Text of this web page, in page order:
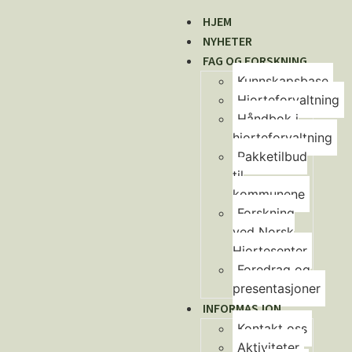
HJEM
NYHETER
FAG OG FORSKNING
Kunnskapsbase
Hjorteforvaltning
Håndbok i
hjorteforvaltning
Pakketilbud
til
kommunene
Forskning
ved Norsk
Hjortesenter
Foredrag og
presentasjoner
INFORMASJON
Kontakt oss
Aktiviteter